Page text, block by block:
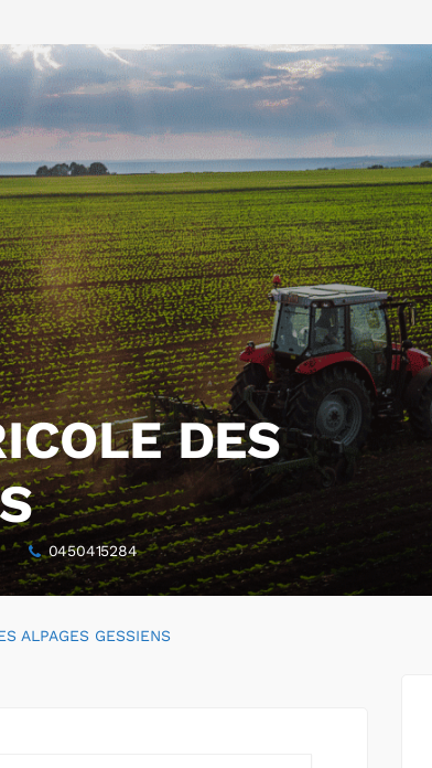
DES
0450415284
ALPAGES GESSIENS